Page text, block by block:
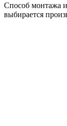
Способ монтажа
выбирается